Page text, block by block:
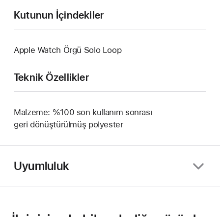
Kutunun İçindekiler
Apple Watch Örgü Solo Loop
Teknik Özellikler
Malzeme: %100 son kullanım sonrası
geri dönüştürülmüş polyester
Uyumluluk